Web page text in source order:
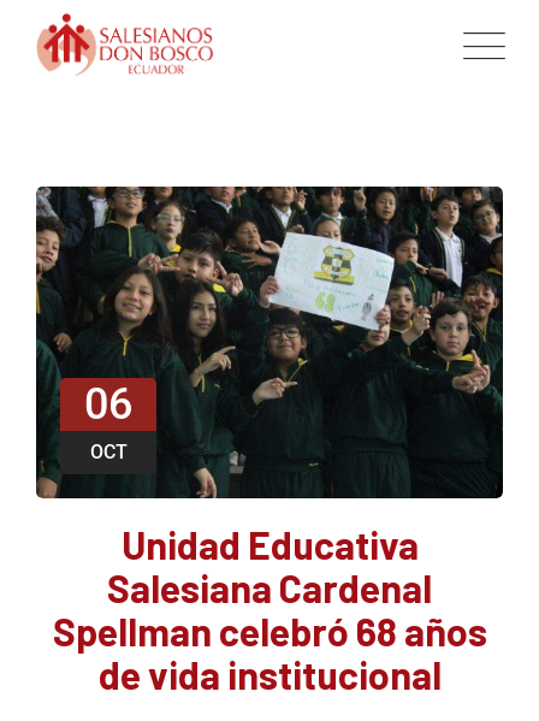
06
OCT
Unidad Educativa
Salesiana Cardenal
Spellman celebró 68 años
de vida institucional